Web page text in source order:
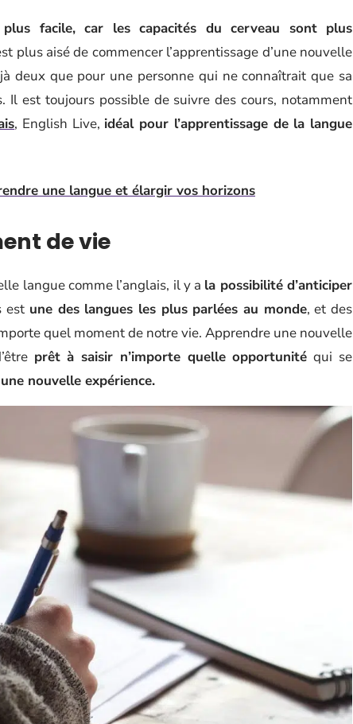
facile, car les capacités du cerveau sont plus
plus aisé de commencer l’apprentissage d’une nouvelle
deux que pour une personne qui ne connaîtrait que sa
Il est toujours possible de suivre des cours, notamment
, English Live, idéal pour l’apprentissage de la langue
une langue et élargir vos horizons
de vie
langue comme l’anglais, il y a la possibilité d’anticiper
est une des langues les plus parlées au monde, et des
quel moment de notre vie. Apprendre une nouvelle
prêt à saisir n’importe quelle opportunité qui se
nouvelle expérience.